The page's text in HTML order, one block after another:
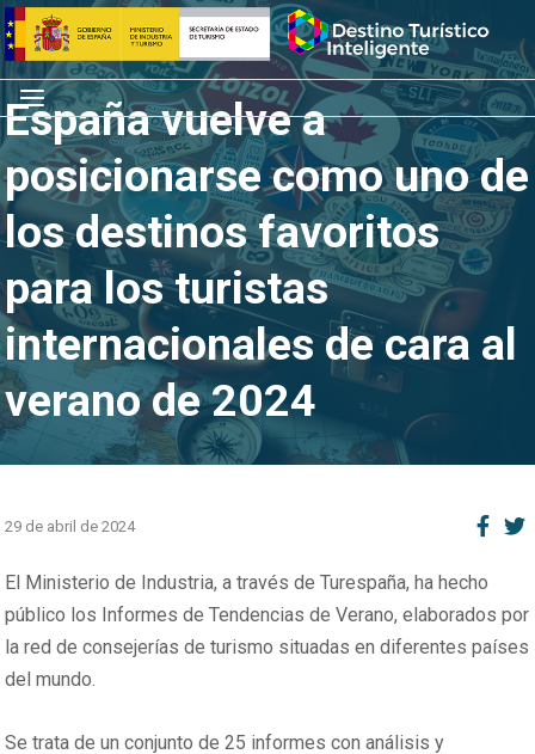
Saltar
al
contenido
Inicio
Menú
España vuelve a
posicionarse como uno de
los destinos favoritos
para los turistas
internacionales de cara al
verano de 2024
29 de abril de 2024
El Ministerio de Industria, a través de Turespaña, ha hecho
público los Informes de Tendencias de Verano, elaborados por
la red de consejerías de turismo situadas en diferentes países
del mundo.
Se trata de un conjunto de 25 informes con análisis y